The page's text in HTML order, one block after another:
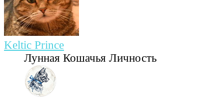
Keltic Prince
Лунная Кошачья Личность